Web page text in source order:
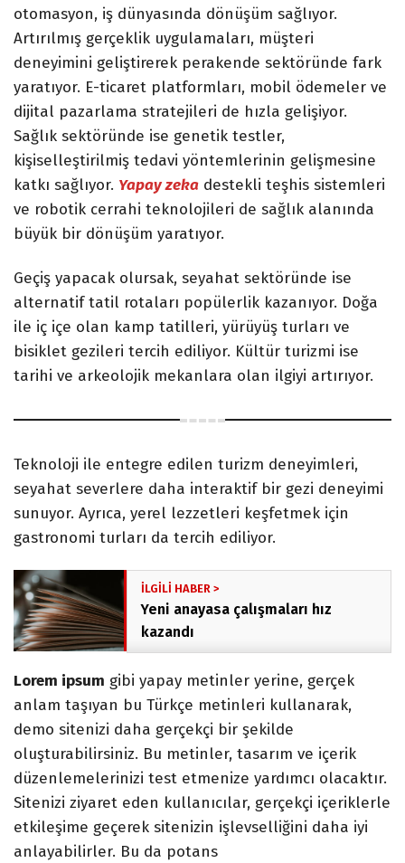
otomasyon, iş dünyasında dönüşüm sağlıyor.
Artırılmış gerçeklik uygulamaları, müşteri
deneyimini geliştirerek perakende sektöründe fark
yaratıyor. E-ticaret platformları, mobil ödemeler ve
dijital pazarlama stratejileri de hızla gelişiyor.
Sağlık sektöründe ise genetik testler,
kişiselleştirilmiş tedavi yöntemlerinin gelişmesine
katkı sağlıyor. Yapay zeka destekli teşhis sistemleri
ve robotik cerrahi teknolojileri de sağlık alanında
büyük bir dönüşüm yaratıyor.
Geçiş yapacak olursak, seyahat sektöründe ise
alternatif tatil rotaları popülerlik kazanıyor. Doğa
ile iç içe olan kamp tatilleri, yürüyüş turları ve
bisiklet gezileri tercih ediliyor. Kültür turizmi ise
tarihi ve arkeolojik mekanlara olan ilgiyi artırıyor.
Teknoloji ile entegre edilen turizm deneyimleri,
seyahat severlere daha interaktif bir gezi deneyimi
sunuyor. Ayrıca, yerel lezzetleri keşfetmek için
gastronomi turları da tercih ediliyor.
Yeni anayasa çalışmaları hız
kazandı
Lorem ipsum gibi yapay metinler yerine, gerçek
anlam taşıyan bu Türkçe metinleri kullanarak,
demo sitenizi daha gerçekçi bir şekilde
oluşturabilirsiniz. Bu metinler, tasarım ve içerik
düzenlemelerinizi test etmenize yardımcı olacaktır.
Sitenizi ziyaret eden kullanıcılar, gerçekçi içeriklerle
etkileşime geçerek sitenizin işlevselliğini daha iyi
anlayabilirler. Bu da potans